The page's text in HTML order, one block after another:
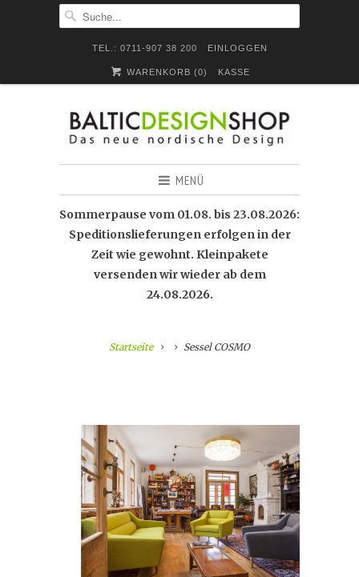
TEL.: 0711-907 38 200 EINLOGGEN
WARENKORB (0) KASSE
MENÜ
Sommerpause vom 01.08. bis 23.08.2026:
Speditionslieferungen erfolgen in der
Zeit wie gewohnt. Kleinpakete
versenden wir wieder ab dem
24.08.2026.
Startseite Sessel COSMO